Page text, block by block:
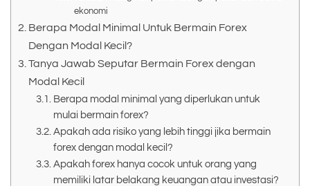
ekonomi
Berapa Modal Minimal Untuk Bermain Forex
Dengan Modal Kecil?
Tanya Jawab Seputar Bermain Forex dengan
Modal Kecil
Berapa modal minimal yang diperlukan untuk
mulai bermain forex?
Apakah ada risiko yang lebih tinggi jika bermain
forex dengan modal kecil?
Apakah forex hanya cocok untuk orang yang
memiliki latar belakang keuangan atau investasi?